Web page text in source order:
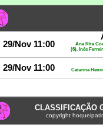
29/Nov 11:00
Ana Rita
(6), Inês
29/Nov 11:00
Catarina
CLASSIFICAÇÃO
copyright